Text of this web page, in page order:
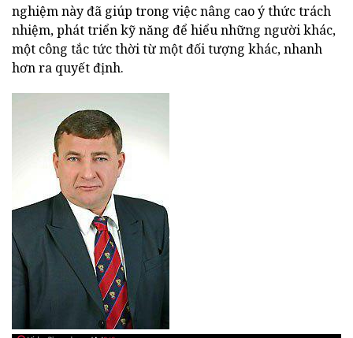
nghiệm này đã giúp trong việc nâng cao ý thức trách
nhiệm, phát triển kỹ năng để hiểu những người khác,
một công tắc tức thời từ một đối tượng khác, nhanh
hơn ra quyết định.